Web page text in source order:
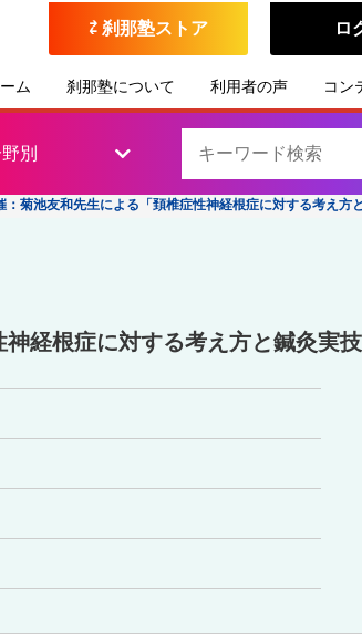
⇄ 刹那塾ストア ロ
ム 刹那塾について 利用者の声 コン
別
菊池友和先生による「頚椎症性神経根症に対する考え方
経根症に対する考え方と鍼灸実技